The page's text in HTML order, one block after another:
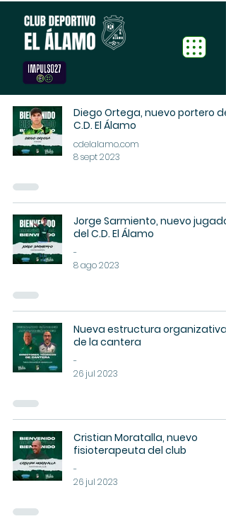
Diego Ortega, nuevo portero del
C.D. El Álamo
cdelalamo.com
8 sept 2023
Jorge Sarmiento, nuevo jugador
del C.D. El Álamo
-
8 ago 2023
Nueva estructura organizativa
de la cantera
-
26 jul 2023
Cristian Moratalla, nuevo
fisioterapeuta del club
-
26 jul 2023